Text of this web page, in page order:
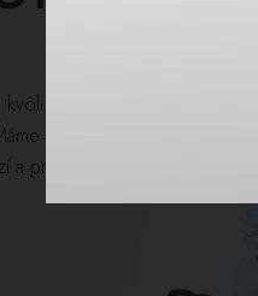
nedostatočnému
pre Vás riešenie ktoré
a problémov.